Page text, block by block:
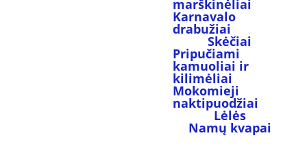
marškinėliai
Karnavalo
drabužiai
Skėčiai
Pripučiami
kamuoliai ir
kilimėliai
Mokomieji
naktipuodžiai
Lėlės
Namų kvapai